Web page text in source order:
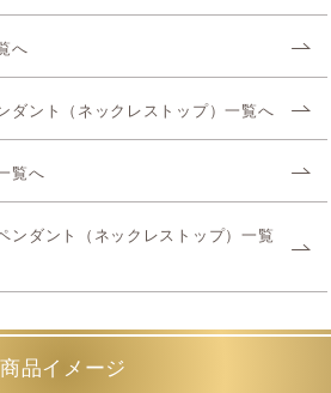
へ
ダント（ネックレストップ）一覧へ
覧へ
ンダント（ネックレストップ）一覧
商品イメージ